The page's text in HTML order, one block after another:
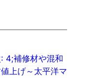
4;補修材や混和
上げ～太平洋マ